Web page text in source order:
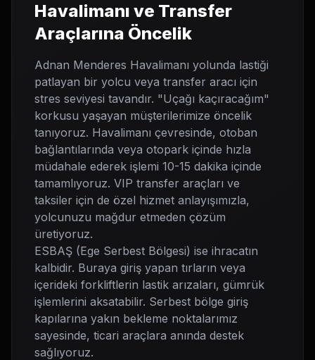
Havalimanı ve Transfer
Araçlarına Öncelik
Adnan Menderes Havalimanı yolunda lastiği
patlayan bir yolcu veya transfer aracı için
stres seviyesi tavandır. "Uçağı kaçıracağım"
korkusu yaşayan müşterilerimize öncelik
tanıyoruz. Havalimanı çevresinde, otoban
bağlantılarında veya otopark içinde hızla
müdahale ederek işlemi 10-15 dakika içinde
tamamlıyoruz. VIP transfer araçları ve
taksiler için de özel hizmet anlayışımızla,
yolcunuzu mağdur etmeden çözüm
üretiyoruz.
ESBAŞ (Ege Serbest Bölgesi) ise ihracatın
kalbidir. Buraya giriş yapan tırların veya
içerideki forkliftlerin lastik arızaları, gümrük
işlemlerini aksatabilir. Serbest bölge giriş
kapılarına yakın bekleme noktalarımız
sayesinde, ticari araçlara anında destek
sağlıyoruz.